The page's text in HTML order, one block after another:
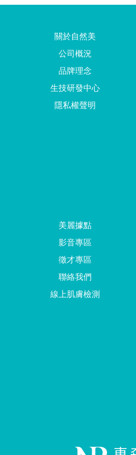
關於自然美
公司概況
品牌理念
生技研發中心
隱私權聲明
美麗據點
影音專區
徵才專區
聯絡我們
線上肌膚檢測